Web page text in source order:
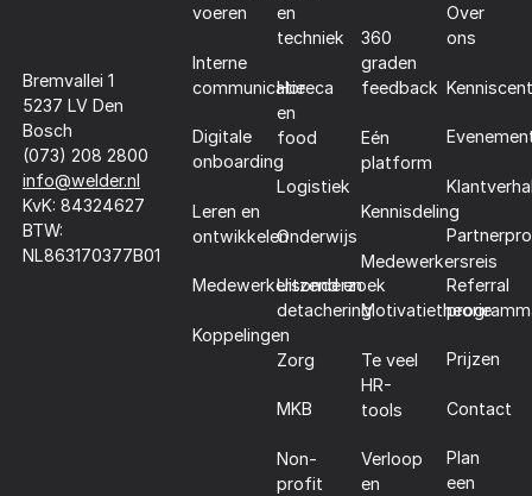
Bremvallei 1
5237 LV Den
Bosch
(073) 208 2800
info@welder.nl
KvK: 84324627
BTW:
NL863170377B01
voeren
Interne
communicatie
Digitale
onboarding
Leren en
ontwikkelen
Medewerkersonderzoek
Koppelingen
en
techniek
Horeca
en
food
Logistiek
Onderwijs
Uitzend en
detachering
Zorg
MKB
Non-
profit
360
graden
feedback
Eén
platform
Kennisdeling
Medewerkersreis
Motivatietheorie
Te veel
HR-
tools
Verloop
en
Over
ons
Referral
Prijzen
Contact
Plan
een